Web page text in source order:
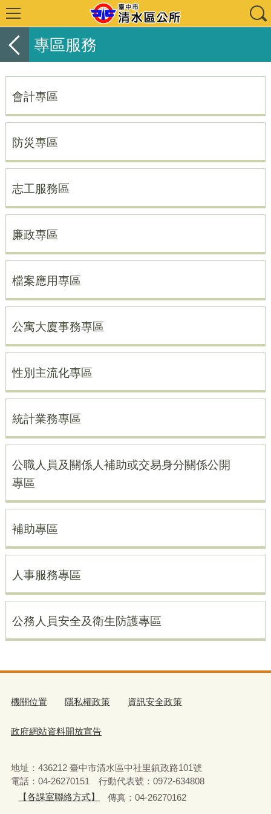
專區服務
會計專區
防災專區
志工服務區
廉政專區
檔案應用專區
公寓大廈事務專區
性別主流化專區
統計業務專區
公職人員及關係人補助或交易身分關係公開
專區
補助專區
人事服務專區
公務人員安全及衛生防護專區
機關位置 隱私權政策 資訊安全政策
政府網站資料開放宣告
地址：436212 臺中市清水區中社里鎮政路101號
電話：04-26270151 行動代表號：0972-634808
【各課室聯絡方式】
傳真：04-26270162